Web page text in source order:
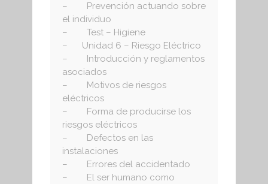
– Prevención actuando sobre
el individuo
– Test – Higiene
– Unidad 6 – Riesgo Eléctrico
– Introducción y reglamentos
asociados
– Motivos de riesgos
eléctricos
– Forma de producirse los
riesgos eléctricos
– Defectos en las
instalaciones
– Errores del accidentado
– El ser humano como